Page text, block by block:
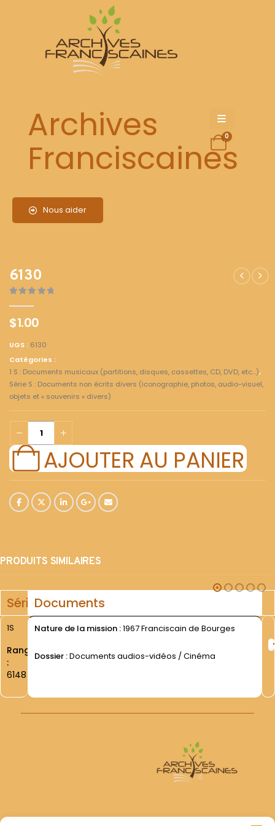
Archives
Franciscaines
Nous aider
0
6130
$1.00
UGS : 6130
Catégories :
1 S : Documents musicaux (partitions, disques, cassettes, CD, DVD, etc...),
Série S : Documents non écrits divers (iconographie, photos, audio-visuel,
objets et « souvenirs » divers)
AJOUTER AU PANIER
PRODUITS SIMILAIRES
SérieDocuments
1S
Rang
:
6148
Nature de la mission :1967 Franciscain de Bourges
Dossier :Documents audios-vidéos / Cinéma